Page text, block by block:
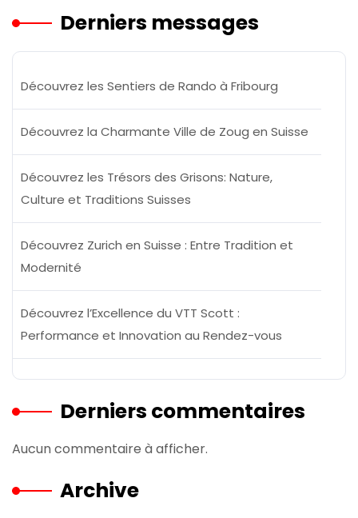
Derniers messages
Découvrez les Sentiers de Rando à Fribourg
Découvrez la Charmante Ville de Zoug en Suisse
Découvrez les Trésors des Grisons: Nature,
Culture et Traditions Suisses
Découvrez Zurich en Suisse : Entre Tradition et
Modernité
Découvrez l’Excellence du VTT Scott :
Performance et Innovation au Rendez-vous
Derniers commentaires
Aucun commentaire à afficher.
Archive